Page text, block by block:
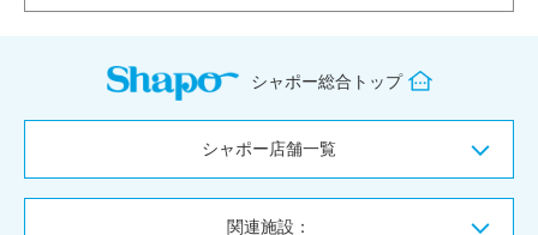
シャポー総合トップ
シャポー店舗一覧
関連施設：